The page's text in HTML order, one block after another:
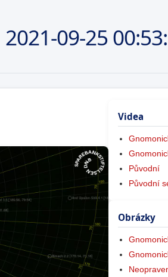
2021-09-25
Videa
Původní
Původní
Obrázky